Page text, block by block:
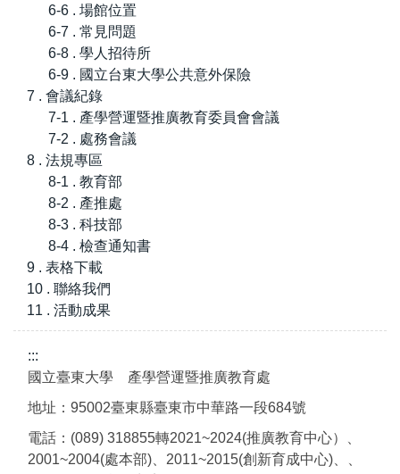
6-6 . 場館位置
6-7 . 常見問題
6-8 . 學人招待所
6-9 . 國立台東大學公共意外保險
7 . 會議紀錄
7-1 . 產學營運暨推廣教育委員會會議
7-2 . 處務會議
8 . 法規專區
8-1 . 教育部
8-2 . 產推處
8-3 . 科技部
8-4 . 檢查通知書
9 . 表格下載
10 . 聯絡我們
11 . 活動成果
:::
國立臺東大學 產學營運暨推廣教育處
地址：95002臺東縣臺東市中華路一段684號
電話：(089) 318855轉2021~2024(推廣教育中心）、
2001~2004(處本部)、2011~2015(創新育成中心)、、